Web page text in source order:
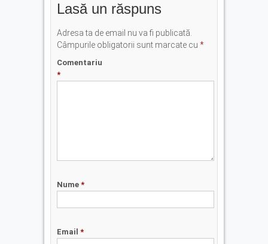
Lasă un răspuns
Adresa ta de email nu va fi publicată.
Câmpurile obligatorii sunt marcate cu *
Comentariu
*
Nume *
Email *